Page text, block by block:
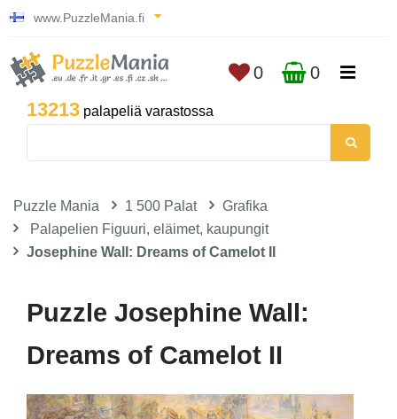
www.PuzzleMania.fi
13213 palapeliä varastossa
0 0
Puzzle Mania 1 500 Palat
Grafika
Palapelien Figuuri, eläimet, kaupungit
Josephine Wall: Dreams of Camelot II
Puzzle Josephine Wall:
Dreams of Camelot II